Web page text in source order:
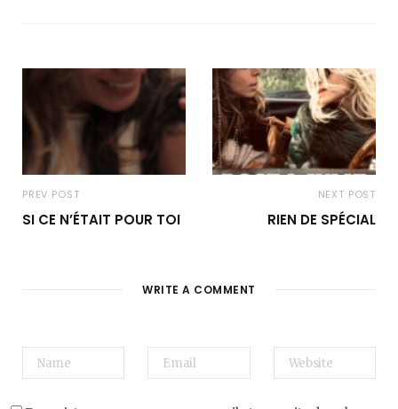
PREV POST
SI CE N’ÉTAIT POUR TOI
NEXT POST
RIEN DE SPÉCIAL
WRITE A COMMENT